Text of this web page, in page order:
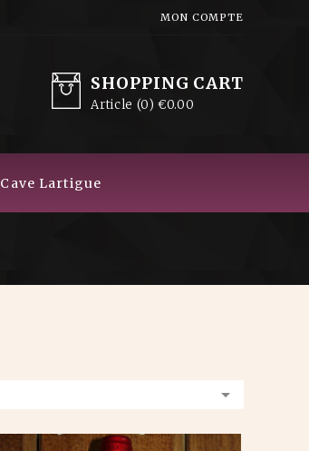
MON COMPTE
SHOPPING CART
Article (0) €0.00
Cave Lartigue
